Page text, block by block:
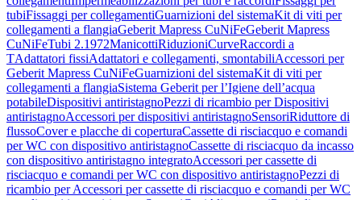
tubiFissaggi per collegamentiGuarnizioni del sistemaKit di viti per
collegamenti a flangiaGeberit Mapress CuNiFeGeberit Mapress
CuNiFeTubi 2.1972ManicottiRiduzioniCurveRaccordi a
TAdattatori fissiAdattatori e collegamenti, smontabiliAccessori per
Geberit Mapress CuNiFeGuarnizioni del sistemaKit di viti per
collegamenti a flangiaSistema Geberit per l’Igiene dell’acqua
potabileDispositivi antiristagnoPezzi di ricambio per Dispositivi
antiristagnoAccessori per dispositivi antiristagnoSensoriRiduttore di
flussoCover e placche di coperturaCassette di risciacquo e comandi
per WC con dispositivo antiristagnoCassette di risciacquo da incasso
con dispositivo antiristagno integratoAccessori per cassette di
risciacquo e comandi per WC con dispositivo antiristagnoPezzi di
ricambio per Accessori per cassette di risciacquo e comandi per WC